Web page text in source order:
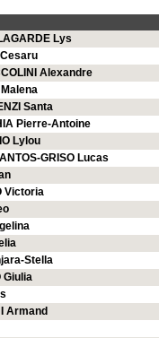
Lys
Alexandre
Santa
Pierre-Antoine
Lylou
GRISO Lucas
Victoria
Stella
Giulia
Armand